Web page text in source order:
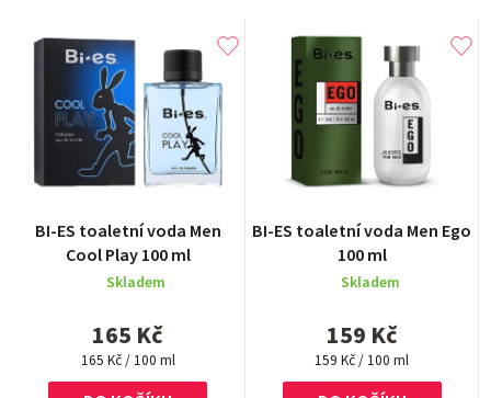
BI-ES toaletní voda Men
Cool Play 100 ml
hodnocení
produktu
je
z
5
hvězdiček.
Skladem
165 Kč
Měrná
cena:
165 Kč / 100 ml
BI-ES toaletní voda Men Ego
100 ml
Skladem
159 Kč
Měrná
cena:
159 Kč / 100 ml